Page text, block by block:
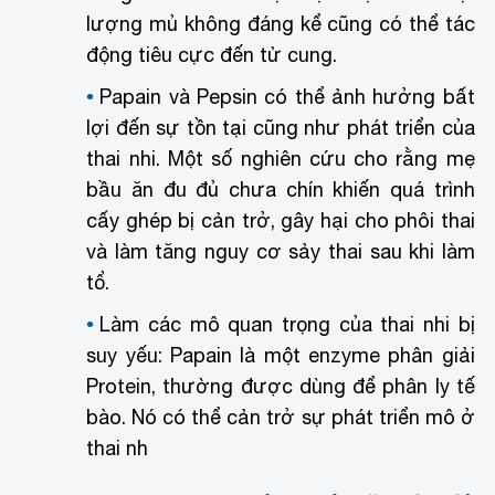
lượng mủ không đáng kể cũng có thể tác
động tiêu cực đến tử cung.
Papain và Pepsin có thể ảnh hưởng bất
lợi đến sự tồn tại cũng như phát triển của
thai nhi. Một số nghiên cứu cho rằng mẹ
bầu ăn đu đủ chưa chín khiến quá trình
cấy ghép bị cản trở, gây hại cho phôi thai
và làm tăng nguy cơ sảy thai sau khi làm
tổ.
Làm các mô quan trọng của thai nhi bị
suy yếu: Papain là một enzyme phân giải
Protein, thường được dùng để phân ly tế
bào. Nó có thể cản trở sự phát triển mô ở
thai nh